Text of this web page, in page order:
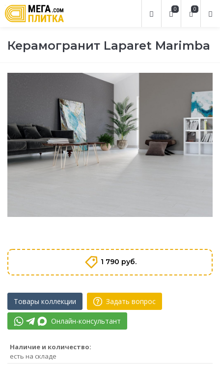
0
0
Керамогранит Laparet Marimba
1 790 руб.
Товары коллекции Задать вопрос
Онлайн-консультант
Наличие и количество:
есть на складе